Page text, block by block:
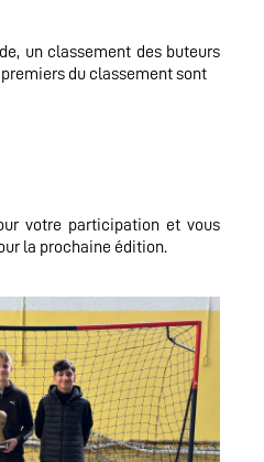
un classement des buteurs
du classement sont
votre participation et vous
la prochaine édition.